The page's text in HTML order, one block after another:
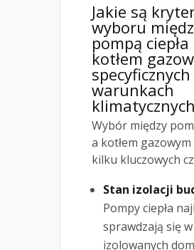
Jakie są
wyboru
pompą ciepła
kotłem
specyficznych
warunkach
Wybór między
a kotłem
kilku kluczowych
Stan izolacji
Pompy ciepła
sprawdzają się
izolowanych